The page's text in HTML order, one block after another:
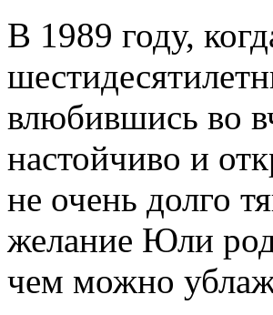
В 1989 году,
влюбившись во
настойчиво и
не очень долго
желание Юли
чем можно